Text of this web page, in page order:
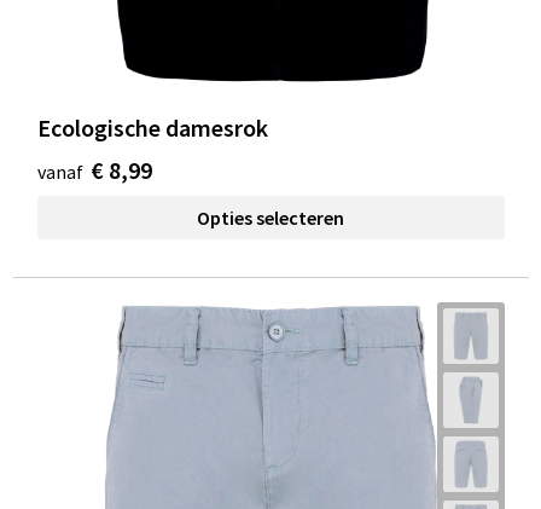
Ecologische damesrok
vanaf € 8,99
Opties selecteren